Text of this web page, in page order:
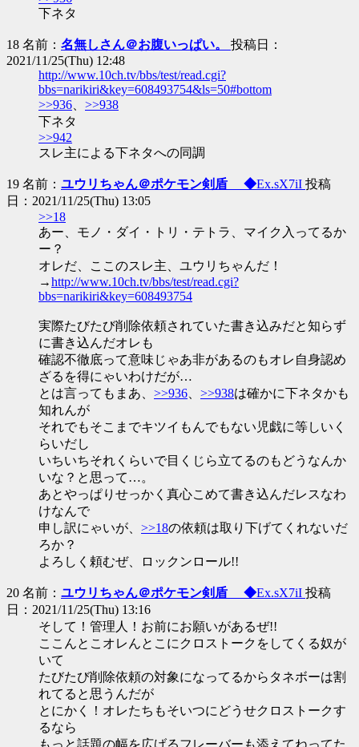
下ネタ
18 名前： 名無しさん＠お腹いっぱい。 投稿日：
2021/11/25(Thu) 12:48
http://www.10ch.tv/bbs/test/read.cgi?
bbs=narikiri&key=608493754&ls=50#bottom
>>936
>>938
下ネタ
>>942
スレ主による下ネタへの同調
19 名前： ユウリちゃん＠ポケモン剣盾 ◆Ex.sX7iI 投稿
日：2021/11/25(Thu) 13:05
>>18
あー、モノ・ダイ・トリ・テトラ、マイク入ってるか
ー？
オレだ、ここのスレ主、ユウリちゃんだ！
→http://www.10ch.tv/bbs/test/read.cgi?
bbs=narikiri&key=608493754
実際たびたび削除依頼されていた書き込みだと知らず
に書き込んだオレも
確認不徹底って意味じゃあ非があるのもオレ自身認め
ざるを得にゃいわけだが…
とは言ってもまあ、 >>936 >>938は確かに下ネタかも
知れんが
それでもそこまでキツイもんでもない児戯に等しいく
らいだし
いちいちそれくらいで目くじら立てるのもどうなんか
いな？と思って…。
あとやっぱりせっかく真心こめて書き込んだレスなわ
けなんで
申し訳にゃいが、 >>18の依頼は取り下げてくれないだ
ろか？
よろしく頼むぜ、ロックンロール!!
20 名前： ユウリちゃん＠ポケモン剣盾 ◆Ex.sX7iI 投稿
日：2021/11/25(Thu) 13:16
そして！管理人！お前にお願いがあるぜ!!
ここんとこオレんとこにクロストークをしてくる奴が
いて
たびたび削除依頼の対象になってるからタネボーは割
れてると思うんだが
とにかく！オレたちもそいつにどうせクロストークす
るなら
もっと話題の幅を広げるフレーバーも添えてねってた